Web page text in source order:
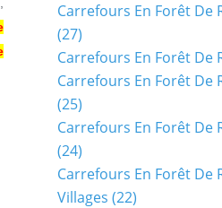
Carrefours En Forêt De
(27)
Carrefours En Forêt De
Carrefours En Forêt De
(25)
Carrefours En Forêt De
(24)
Carrefours En Forêt De
Villages (22)